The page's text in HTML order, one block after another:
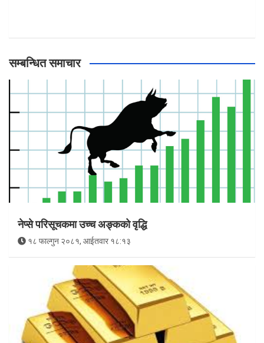
सम्बन्धित समाचार
नेप्से परिसूचकमा उच्च अङ्कको वृद्धि
१८ फाल्गुन २०८१, आईतवार १८:१३